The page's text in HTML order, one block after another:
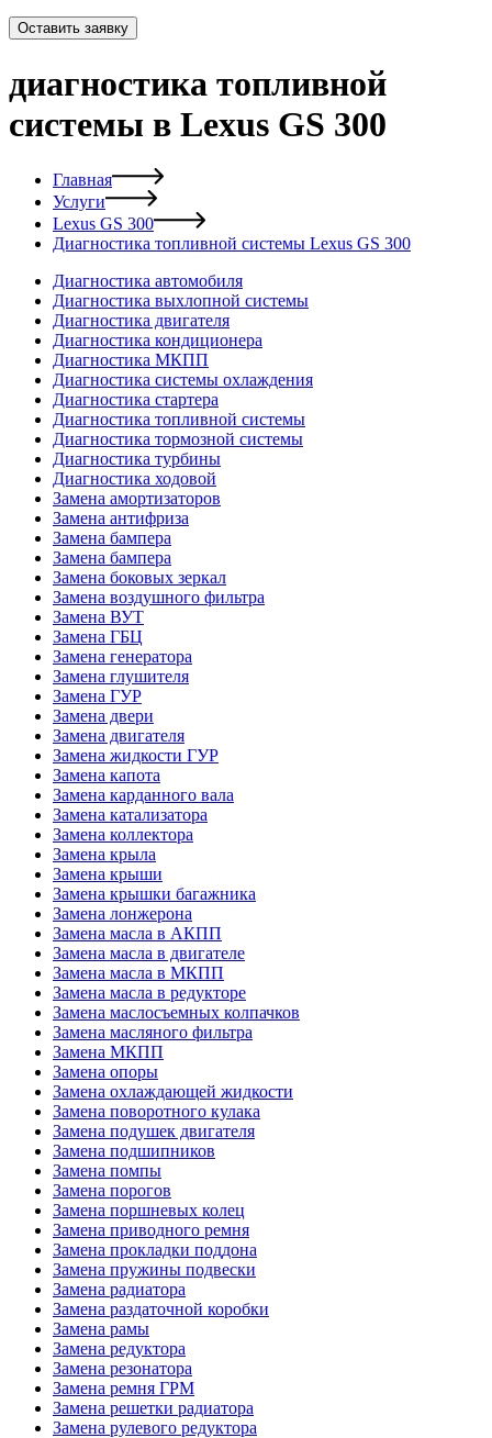
Оставить заявку
диагностика топливной
системы в Lexus GS 300
Главная
Услуги
Lexus GS 300
Диагностика топливной системы Lexus GS 300
Диагностика автомобиля
Диагностика выхлопной системы
Диагностика двигателя
Диагностика кондиционера
Диагностика МКПП
Диагностика системы охлаждения
Диагностика стартера
Диагностика топливной системы
Диагностика тормозной системы
Диагностика турбины
Диагностика ходовой
Замена амортизаторов
Замена антифриза
Замена бампера
Замена бампера
Замена боковых зеркал
Замена воздушного фильтра
Замена ВУТ
Замена ГБЦ
Замена генератора
Замена глушителя
Замена ГУР
Замена двери
Замена двигателя
Замена жидкости ГУР
Замена капота
Замена карданного вала
Замена катализатора
Замена коллектора
Замена крыла
Замена крыши
Замена крышки багажника
Замена лонжерона
Замена масла в АКПП
Замена масла в двигателе
Замена масла в МКПП
Замена масла в редукторе
Замена маслосъемных колпачков
Замена масляного фильтра
Замена МКПП
Замена опоры
Замена охлаждающей жидкости
Замена поворотного кулака
Замена подушек двигателя
Замена подшипников
Замена помпы
Замена порогов
Замена поршневых колец
Замена приводного ремня
Замена прокладки поддона
Замена пружины подвески
Замена радиатора
Замена раздаточной коробки
Замена рамы
Замена редуктора
Замена резонатора
Замена ремня ГРМ
Замена решетки радиатора
Замена рулевого редуктора